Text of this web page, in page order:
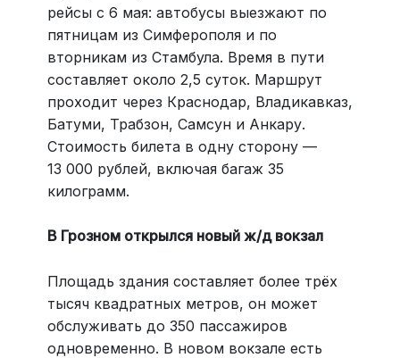
рейсы с 6 мая: автобусы выезжают по
пятницам из Симферополя и по
вторникам из Стамбула. Время в пути
составляет около 2,5 суток. Маршрут
проходит через Краснодар, Владикавказ,
Батуми, Трабзон, Самсун и Анкару.
Стоимость билета в одну сторону —
13 000 рублей, включая багаж 35
килограмм.
В Грозном открылся новый ж/д вокзал
Площадь здания составляет более трёх
тысяч квадратных метров, он может
обслуживать до 350 пассажиров
одновременно. В новом вокзале есть